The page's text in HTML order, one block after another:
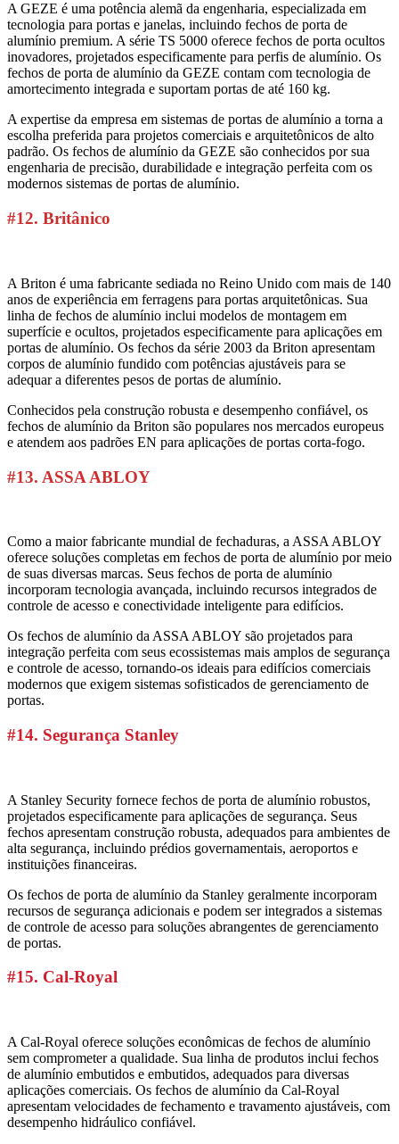
A GEZE é uma potência alemã da engenharia, especializada em
tecnologia para portas e janelas, incluindo fechos de porta de
alumínio premium. A série TS 5000 oferece fechos de porta ocultos
inovadores, projetados especificamente para perfis de alumínio. Os
fechos de porta de alumínio da GEZE contam com tecnologia de
amortecimento integrada e suportam portas de até 160 kg.
A expertise da empresa em sistemas de portas de alumínio a torna a
escolha preferida para projetos comerciais e arquitetônicos de alto
padrão. Os fechos de alumínio da GEZE são conhecidos por sua
engenharia de precisão, durabilidade e integração perfeita com os
modernos sistemas de portas de alumínio.
#12. Britânico
A Briton é uma fabricante sediada no Reino Unido com mais de 140
anos de experiência em ferragens para portas arquitetônicas. Sua
linha de fechos de alumínio inclui modelos de montagem em
superfície e ocultos, projetados especificamente para aplicações em
portas de alumínio. Os fechos da série 2003 da Briton apresentam
corpos de alumínio fundido com potências ajustáveis para se
adequar a diferentes pesos de portas de alumínio.
Conhecidos pela construção robusta e desempenho confiável, os
fechos de alumínio da Briton são populares nos mercados europeus
e atendem aos padrões EN para aplicações de portas corta-fogo.
#13. ASSA ABLOY
Como a maior fabricante mundial de fechaduras, a ASSA ABLOY
oferece soluções completas em fechos de porta de alumínio por meio
de suas diversas marcas. Seus fechos de porta de alumínio
incorporam tecnologia avançada, incluindo recursos integrados de
controle de acesso e conectividade inteligente para edifícios.
Os fechos de alumínio da ASSA ABLOY são projetados para
integração perfeita com seus ecossistemas mais amplos de segurança
e controle de acesso, tornando-os ideais para edifícios comerciais
modernos que exigem sistemas sofisticados de gerenciamento de
portas.
#14. Segurança Stanley
A Stanley Security fornece fechos de porta de alumínio robustos,
projetados especificamente para aplicações de segurança. Seus
fechos apresentam construção robusta, adequados para ambientes de
alta segurança, incluindo prédios governamentais, aeroportos e
instituições financeiras.
Os fechos de porta de alumínio da Stanley geralmente incorporam
recursos de segurança adicionais e podem ser integrados a sistemas
de controle de acesso para soluções abrangentes de gerenciamento
de portas.
#15. Cal-Royal
A Cal-Royal oferece soluções econômicas de fechos de alumínio
sem comprometer a qualidade. Sua linha de produtos inclui fechos
de alumínio embutidos e embutidos, adequados para diversas
aplicações comerciais. Os fechos de alumínio da Cal-Royal
apresentam velocidades de fechamento e travamento ajustáveis, com
desempenho hidráulico confiável.